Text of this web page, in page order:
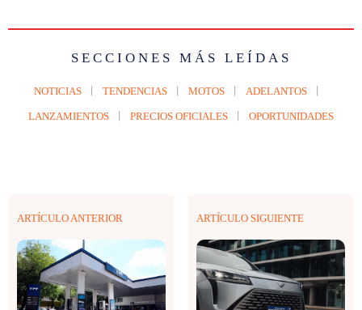
SECCIONES MÁS LEÍDAS
NOTICIAS TENDENCIAS MOTOS ADELANTOS
LANZAMIENTOS PRECIOS OFICIALES OPORTUNIDADES
ARTÍCULO ANTERIOR ARTÍCULO SIGUIENTE